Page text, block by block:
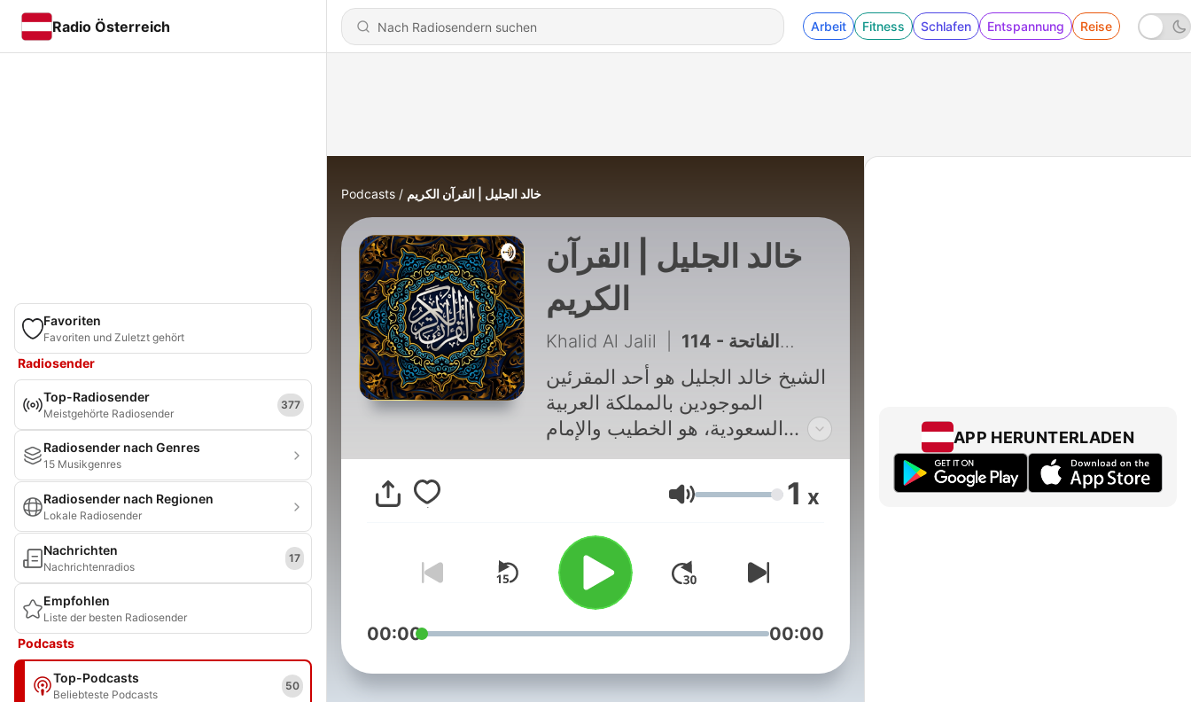
Radio Österreich Arbeit Fitness Schlafen Entspannung Reise
Favoriten
Favoriten und Zuletzt gehört
Radiosender
Top-Radiosender
Meistgehörte Radiosender
377
Radiosender nach Genres
15 Musikgenres
Radiosender nach Regionen
Lokale Radiosender
Nachrichten
Nachrichtenradios
17
Empfohlen
Liste der besten Radiosender
Podcasts
Top-Podcasts
Beliebteste Podcasts
50
Podcasts خالد الجليل | القرآن الكريم
خالد الجليل | القرآن
الكريم
Khalid Al Jalil 114 - سورة الفاتحة
الشيخ خالد الجليل هو أحد المقرئين
الموجودين بالمملكة العربية
السعودية، هو الخطيب والإمام
الخاص بمسجد الملك خالد الموجود
في مدينة الرياض، اشتهر بتلاوته
للقرآن الكريم بصوت عذب يملؤه
الخشوع وجعلته طريقته المميزة في
التلاوة أن يعلو صيته ويلمع نجمه بين
أكبر المقرئين في الوطن العربي
Lautstärke 1 x
00:00 00:00
APP HERUNTERLADEN